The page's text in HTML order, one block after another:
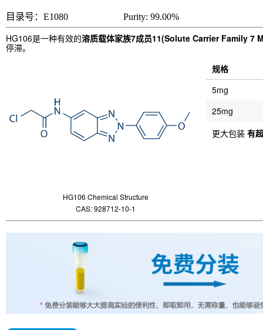
目录号：E1080 Purity: 99.00%
HG106是一种有效的溶质载体家族7成员11(Solute Carrier Family 7
停滞。
HG106 Chemical Structure
CAS: 928712-10-1
规格
5mg
25mg
更大包装 有